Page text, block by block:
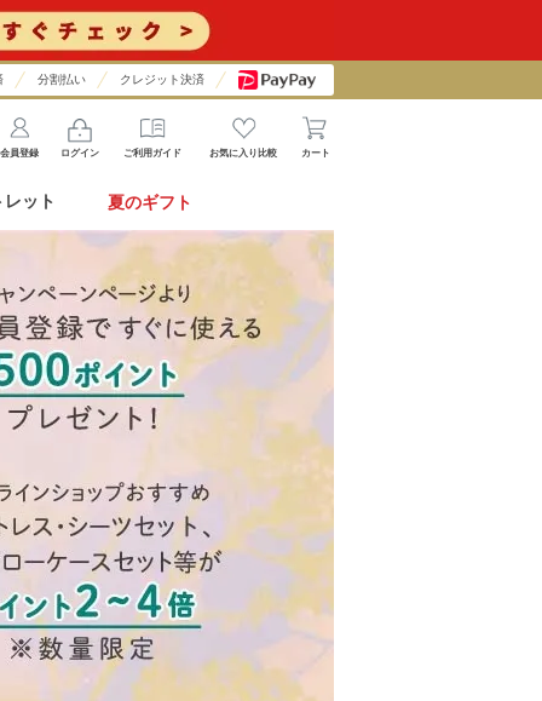
分割払い クレジット決済
会員登録 ログイン ご利用ガイド お気に入り比較 カート
ット 夏のギフト